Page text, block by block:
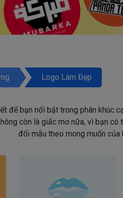
Logo Làm Đẹp
để bạn nổi bật trong phân khúc
còn là giấc mơ nữa, vì bạn
đổi mẫu theo mong muốn